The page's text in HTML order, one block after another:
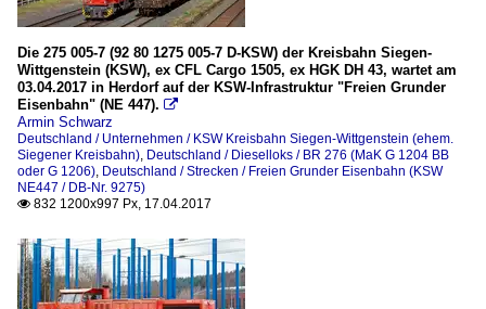
Die 275 005-7 (92 80 1275 005-7 D-KSW) der Kreisbahn Siegen-
Wittgenstein (KSW), ex CFL Cargo 1505, ex HGK DH 43, wartet am
03.04.2017 in Herdorf auf der KSW-Infrastruktur "Freien Grunder
Eisenbahn" (NE 447). 
Armin Schwarz
Deutschland / Unternehmen / KSW Kreisbahn Siegen-Wittgenstein (ehem.
Siegener Kreisbahn), Deutschland / Dieselloks / BR 276 (MaK G 1204 BB
oder G 1206), Deutschland / Strecken / Freien Grunder Eisenbahn (KSW
NE447 / DB-Nr. 9275)
 832 1200x997 Px, 17.04.2017